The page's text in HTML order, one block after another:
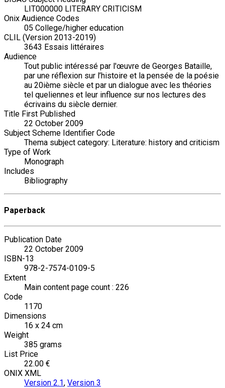
LIT000000 LITERARY CRITICISM
Onix Audience Codes
05 College/higher education
CLIL (Version 2013-2019)
3643 Essais littéraires
Audience
Tout public intéressé par l'œuvre de Georges Bataille,
par une réflexion sur l’histoire et la pensée de la poésie
au 20ième siècle et par un dialogue avec les théories
tel queliennes et leur influence sur nos lectures des
écrivains du siècle dernier.
Title First Published
22 October 2009
Subject Scheme Identifier Code
Thema subject category: Literature: history and criticism
Type of Work
Monograph
Includes
Bibliography
Paperback
Publication Date
22 October 2009
ISBN-13
978-2-7574-0109-5
Extent
Main content page count : 226
Code
1170
Dimensions
16 x 24 cm
Weight
385 grams
List Price
22.00 €
ONIX XML
Version 2.1, Version 3